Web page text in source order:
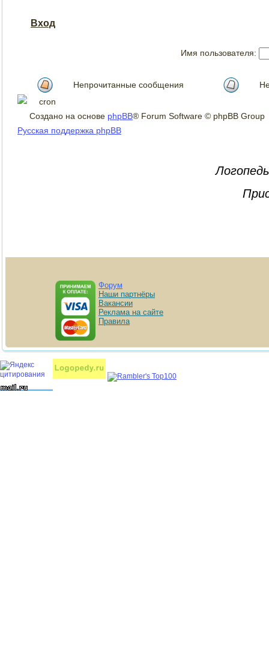
Вход
Имя пользователя:
Непрочитанные сообщения
Создано на основе phpBB® Forum Software © phpBB Group
Русская поддержка phpBB
Форум
Наши партнёры
Вакансии
Реклама на сайте
Правила